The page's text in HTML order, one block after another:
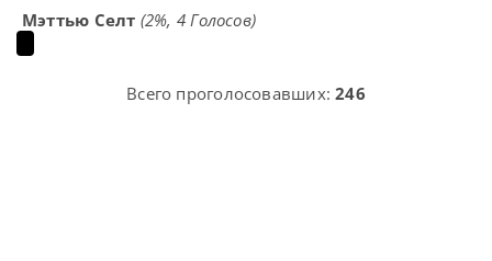
Мэттью Селт (2%, 4 Голосов)
Всего проголосовавших:246